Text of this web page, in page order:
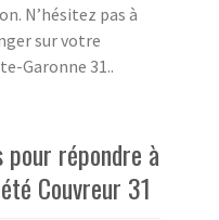
N’hésitez pas à
sur votre
Garonne 31..
répondre à
Couvreur 31